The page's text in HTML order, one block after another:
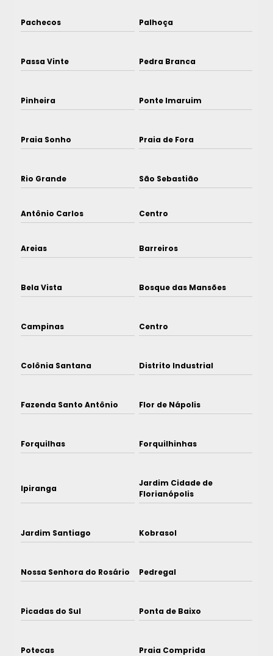
Pachecos Palhoça
Passa Vinte Pedra Branca
Pinheira Ponte Imaruim
Praia Sonho Praia de Fora
Rio Grande São Sebastião
Antônio Carlos Centro
Areias Barreiros
Bela Vista Bosque das Mansões
Campinas Centro
Colônia Santana Distrito Industrial
Fazenda Santo Antônio Flor de Nápolis
Forquilhas Forquilhinhas
Ipiranga
Jardim Cidade de
Florianópolis
Jardim Santiago Kobrasol
Nossa Senhora do Rosário Pedregal
Picadas do Sul Ponta de Baixo
Potecas Praia Comprida